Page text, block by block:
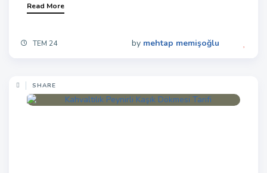
Read More
TEM 24 by mehtap memişoğlu
SHARE